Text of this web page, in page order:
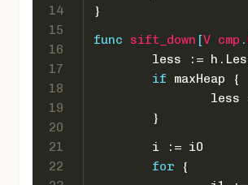
14
15
16
17
18
19
20
21
22
}
func
sift_down [V cmp .
less :=
if maxHeap {
less
	}
	i := i0
for {